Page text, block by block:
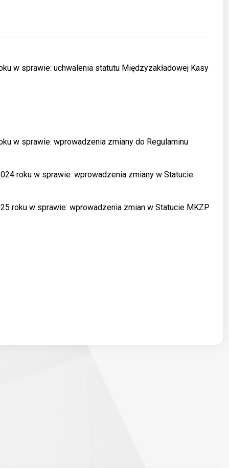
w sprawie: uchwalenia statutu Międzyzakładowej Kasy
w sprawie: wprowadzenia zmiany do Regulaminu
roku w sprawie: wprowadzenia zmiany w Statucie
roku w sprawie: wprowadzenia zmian w Statucie MKZP